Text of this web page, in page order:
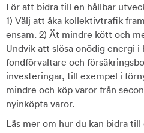
För att bidra till en hållbar
1) Välj att åka kollektivtrafik
ensam. 2) Ät mindre kött och
Undvik att slösa onödig energi i
fondförvaltare och
investeringar, till exempel i
mindre och köp varor från
nyinköpta varor.
Läs mer om hur du kan bidra